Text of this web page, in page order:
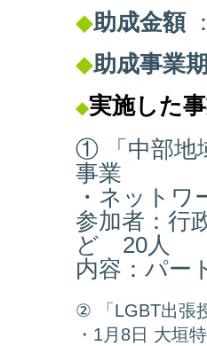
◆助成金額
◆助成事業
◆実施した
① 「中部地
事業
・ネットワ
参加者：行
ど 20人
内容：パー
② 「LGBT出張
・1月8日 大垣